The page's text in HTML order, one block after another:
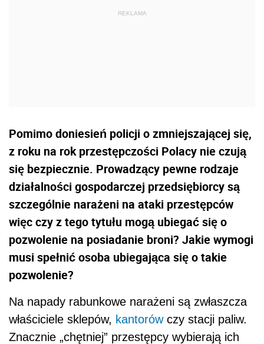
Pomimo doniesień policji o zmniejszającej się,
z roku na rok przestępczości Polacy nie czują
się bezpiecznie. Prowadzący pewne rodzaje
działalności gospodarczej przedsiębiorcy są
szczególnie narażeni na ataki przestępców
więc czy z tego tytułu mogą ubiegać się o
pozwolenie na posiadanie broni? Jakie wymogi
musi spełnić osoba ubiegająca się o takie
pozwolenie?
Na napady rabunkowe narażeni są zwłaszcza
właściciele sklepów, kantorówczy stacji paliw.
Znacznie „chętniej” przestępcy wybierają ich